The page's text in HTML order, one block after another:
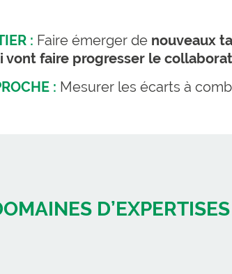
: Faire émerger de nouveaux
vont faire progresser le
: Mesurer les écarts à
D’EXPERTISES